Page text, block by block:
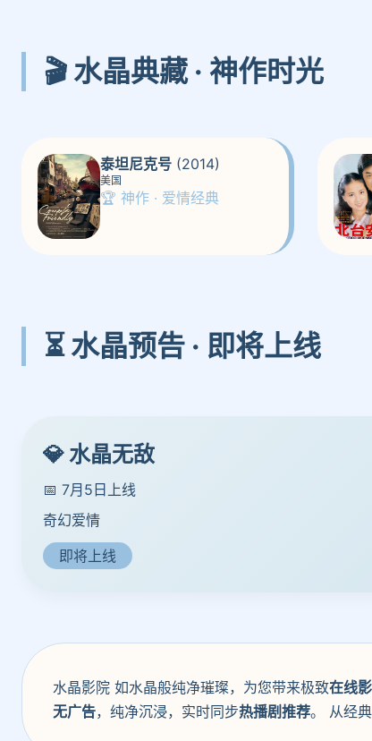
🎬 水晶典藏 · 神作时光
泰坦尼克号 (2014)
美国
🏆 神作 · 爱情经典
⏳ 水晶预告 · 即将上线
💎 水晶无敌
📅 7月5日上线
奇幻爱情
即将上线
水晶影院 如水晶般纯净璀璨，为您带来极致在线
无广告，纯净沉浸，实时同步热播剧推荐。 从经